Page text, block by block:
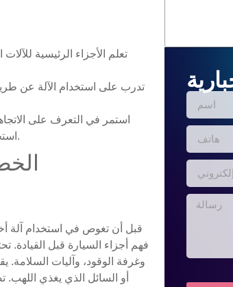
تعلم الأجزاء الرئيسية
تدرب على استخدام الآلة عن
استمر في التعرف على
استخدامها بشكل أفضل والبقاء على اطلاع دائم بالتكنولوجيا الجديدة.
قبل أن تغوص في استخدام آلة
فهم أجزاء السيارة قبل القيادة.
وغرفة الوقود، وآليات السلامة.
أو السائل الذي يغذي